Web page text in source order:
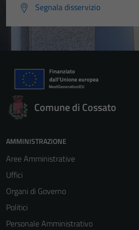
Segnala disservizio
Comune di Cossato
AMMINISTRAZIONE
Aree Amministrative
Uffici
Organi di Governo
Politici
Personale Amministrativo